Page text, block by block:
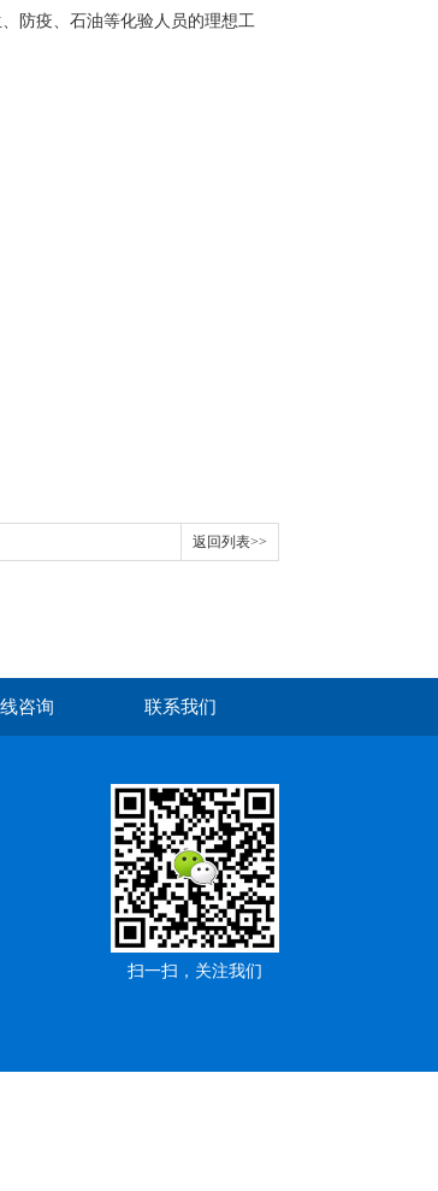
防疫、石油等化验人员的理想工
返回列表>>
咨询 联系我们
扫一扫，关注我们